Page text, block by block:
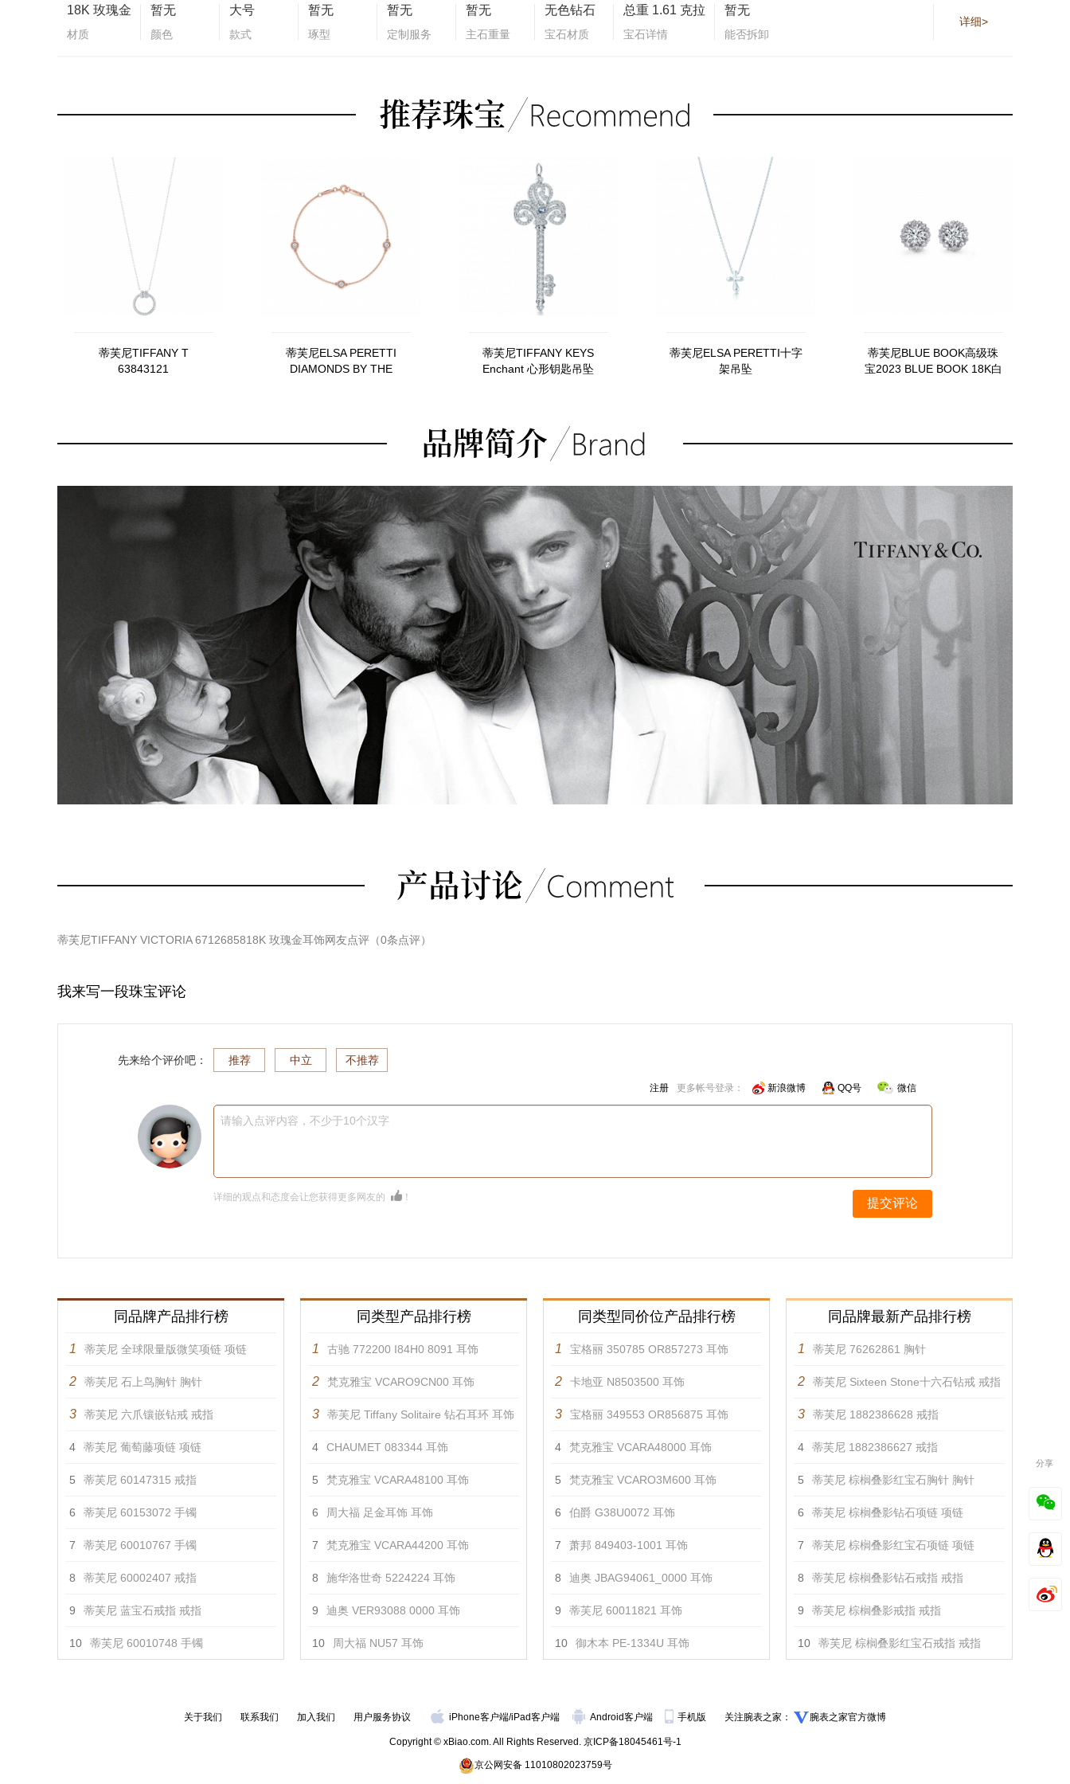
18K 玫瑰金
材质
暂无
颜色
大号
款式
暂无
琢型
暂无
定制服务
暂无
主石重量
无色钻石
宝石材质
总重 1.61 克拉
宝石详情
暂无
能否拆卸
详细>
蒂芙尼TIFFANY T
63843121
蒂芙尼ELSA PERETTI
DIAMONDS BY THE
蒂芙尼TIFFANY KEYS
Enchant 心形钥匙吊坠
蒂芙尼ELSA PERETTI十字
架吊坠
蒂芙尼BLUE BOOK高级珠
宝2023 BLUE BOOK 18K白
蒂芙尼TIFFANY VICTORIA 6712685818K 玫瑰金耳饰网友点评（0条点评）
我来写一段珠宝评论
先来给个评价吧： 推荐 中立 不推荐
注册 更多帐号登录： 新浪微博 QQ号 微信
请输入点评内容，不少于10个汉字
详细的观点和态度会让您获得更多网友的 ！ 提交评论
同品牌产品排行榜
1 蒂芙尼 全球限量版微笑项链 项链
2 蒂芙尼 石上鸟胸针 胸针
3 蒂芙尼 六爪镶嵌钻戒 戒指
4 蒂芙尼 葡萄藤项链 项链
5 蒂芙尼 60147315 戒指
6 蒂芙尼 60153072 手镯
7 蒂芙尼 60010767 手镯
8 蒂芙尼 60002407 戒指
9 蒂芙尼 蓝宝石戒指 戒指
10 蒂芙尼 60010748 手镯
同类型产品排行榜
1 古驰 772200 I84H0 8091 耳饰
2 梵克雅宝 VCARO9CN00 耳饰
3 蒂芙尼 Tiffany Solitaire 钻石耳环 耳饰
4 CHAUMET 083344 耳饰
5 梵克雅宝 VCARA48100 耳饰
6 周大福 足金耳饰 耳饰
7 梵克雅宝 VCARA44200 耳饰
8 施华洛世奇 5224224 耳饰
9 迪奥 VER93088 0000 耳饰
10 周大福 NU57 耳饰
同类型同价位产品排行榜
1 宝格丽 350785 OR857273 耳饰
2 卡地亚 N8503500 耳饰
3 宝格丽 349553 OR856875 耳饰
4 梵克雅宝 VCARA48000 耳饰
5 梵克雅宝 VCARO3M600 耳饰
6 伯爵 G38U0072 耳饰
7 萧邦 849403-1001 耳饰
8 迪奥 JBAG94061_0000 耳饰
9 蒂芙尼 60011821 耳饰
10 御木本 PE-1334U 耳饰
同品牌最新产品排行榜
1 蒂芙尼 76262861 胸针
2 蒂芙尼 Sixteen Stone十六石钻戒 戒指
3 蒂芙尼 1882386628 戒指
4 蒂芙尼 1882386627 戒指
5 蒂芙尼 棕榈叠影红宝石胸针 胸针
6 蒂芙尼 棕榈叠影钻石项链 项链
7 蒂芙尼 棕榈叠影红宝石项链 项链
8 蒂芙尼 棕榈叠影钻石戒指 戒指
9 蒂芙尼 棕榈叠影戒指 戒指
10 蒂芙尼 棕榈叠影红宝石戒指 戒指
关于我们 联系我们 加入我们 用户服务协议 iPhone客户端/iPad客户端 Android客户端 手机版 关注腕表之家： 腕表之家官方微博
Copyright © xBiao.com. All Rights Reserved. 京ICP备18045461号-1
京公网安备 11010802023759号
分享